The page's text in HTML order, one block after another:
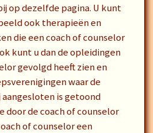
op dezelfde pagina. U kunt
ook therapieën en
die een coach of counselor
kunt u dan de opleidingen
gevolgd heeft zien en
waar de
is getoond
door de coach of counselor
of counselor een